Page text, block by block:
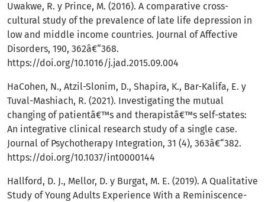
Uwakwe, R. y Prince, M. (2016). A comparative cross-
cultural study of the prevalence of late life depression in
low and middle income countries. Journal of Affective
Disorders, 190, 362â€“368.
https://doi.org/10.1016/j.jad.2015.09.004
HaCohen, N., Atzil-Slonim, D., Shapira, K., Bar-Kalifa, E. y
Tuval-Mashiach, R. (2021). Investigating the mutual
changing of patientâ€™s and therapistâ€™s self-states:
An integrative clinical research study of a single case.
Journal of Psychotherapy Integration, 31 (4), 363â€“382.
https://doi.org/10.1037/int0000144
Hallford, D. J., Mellor, D. y Burgat, M. E. (2019). A Qualitative
Study of Young Adults Experience With a Reminiscence-